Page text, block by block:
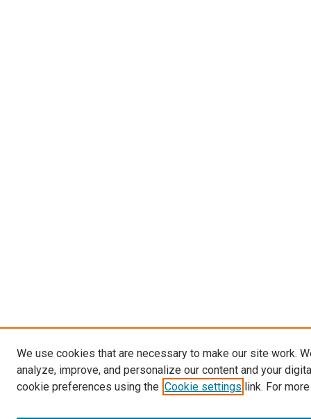
We use cookies that are necessary to make our site work.
analyze, improve, and personalize our content and your
cookie preferences using the Cookie settings link. For